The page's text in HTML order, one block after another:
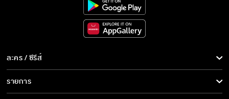
ละคร / ซีรีส์
ละคร/ซีรีส์
ซีรีส์นานาชาติ
รายการ
รายการทั้งหมด